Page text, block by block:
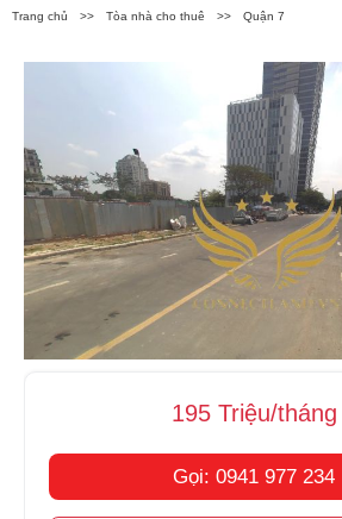
Trang chủ >> Tòa nhà cho thuê >> Quận 7
195 Triệu/tháng
Gọi: 0941 977 234